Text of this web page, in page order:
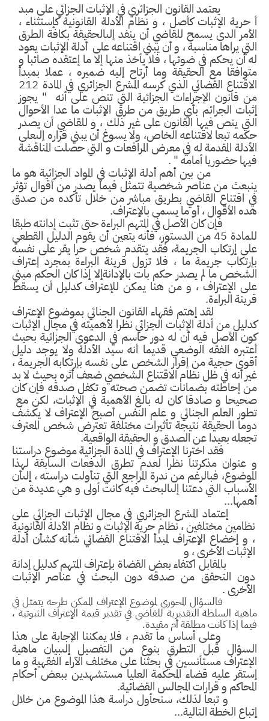
القانون الجزائري في الإثبات الجزائي على مبد
الإثبات كأصل ، و نظام الأدلة القانونية كإستثناء ،
الدى يسمح للقاضي أن ينفد إلىالحقيقة بكافة الطرق
يراها مناسبة ، و أن يبني اقتناعه على أدلة الإثبات يعود
أن يحكم في ضوئها ، فلا يأخذ منها إلا ما إعتقده صائبا و
مع الحقيقة وما أرتاح إليه ضميره ، عملا بمبدأ
الاقتناع القضائي الذي كرسه المشرع الجزائري في المادة 212
قانون الإجراءات الجزائية التي تنص على أنه " يجوز
الجرائم بأي طريق من طرق الإثبات ما عدا الأحوال
ينص فيها القانون على غير ذلك ، و للقاضي أن يصدر
تبعا لاقتناعه الخاص، ولا يسوغ أن يبني قراره إلىعلى
المقدمة له في معرض المرافعات و التي حصلت المناقشة
حضوريا أمامه " .
بين أهم أدلة الإثبات في المواد الجزائية هو ما
من عناصر شخصية تتمثل فيما يصدر من أقوال تؤثر
اقتناع القاضي بطريق مباشر من خلال تأكده من صدق
الأقوال ، أو ما يسمى بالإعتراف.
كان الأصل في المتهم البراءة حتى تثبت إدانته طبقا
للمادة 45 من الدستور، فأنه يتعين أن يقوم الدليل القطعي
إرتكاب الجريمة، فقد يتقدم شخص حرا يقر على نفسه
جريمة ما ، فلا تزول قرينة البراءة بمجرد إعتراف
ما لم يصدر حكم بات بالإدانةإلا إذا كان الحكم مبني
الإعتراف ، و من هنا يمكن للإعتراف كدليل أن يسقط
البراءة.
إهتم فقهاء القانون الجنائي بموضوع الإعتراف
من أدلة الإثبات الجزائي نظرا لأهميته في مجال الإثبات
الأصل فيه أن له دور حاسم في الدعوى الجزائية بحيث
الفقه الوضعي قديما أنه سيد الأدلة ولا يوجد دليل
حجية من إقرار الشخص على نفسه بإرتكابه الجريمة ،
أنه في ظل نظام الاقتناع الشخصي ضعف أثره بحيث لا بد
إحاطته بضمانات تضمن صحته و تكفل صدقه فإن كان
و صادقا كان له بالغ الأهمية في الإثبات، لكن مع
العلم الجنائي و علم النفس أصبح الإعتراف لا يكشف
الحقيقة نتيجة تأثيرات مختلفة تعترض شخص المعترف
بعيدا عن الصدق و الحقيقة الواقعية.
اخترنا الإعتراف في المادة الجزائية موضوع دراستنا
مذكرتنا نظرا لعدم تطرق الدفعات السابقة لهذا
فبالرغم من ندرة المراجع التي تنأولت دراسته ، إلىأن
التي دعتنا إلىالبحث فيه كانت أولى و هي عديدة من
إعتماد المشرع الجزائري في مجال الإثبات الجزائي على
مختلفين ، نظام حرية الإثبات و نظام الأدلة القانونية
و إخضاع الإعتراف لمبدأ الاقتناع القضائي شأنه كشأن أدلة
الأخرى ، و
اكتفاء بعض القضاة بإعتراف المتهم كدليل إدانة
التحقق من صدقه دون البحث في عناصر الإثبات
.
المحوري لموضوع الإعتراف الممكن طرحه يتمثل في
السلطة التقديرية للقاضي في تقدير قيمة الإعتراف الثبوتية ،
إذا كانت مطلقة أم مقيدة.
أساس ما تقدم ، فلا يمكننا الإجابة على هذا
قبل التطرق بنوع من التفصيل إلىبيان ماهية
مستأنسين في بحثنا على مختلف الآراء الفقهية و ما
عليه قضاء المحكمة العليا مستشهدين ببعض أحكام
و قرارات المجالس القضائية.
تبعا لذلك، سنحأول دراسة هذا الموضوع من خلال
الخطة التالية...